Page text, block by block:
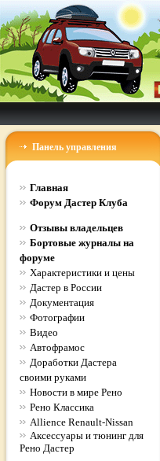
Панель управления
Главная
Форум Дастер Клуба
Отзывы владельцев
Бортовые журналы на
форуме
Характеристики и цены
Дастер в России
Документация
Фотографии
Видео
Автофрамос
Доработки Дастера
своими руками
Новости в мире Рено
Рено Классика
Allience Renault-Nissan
Аксессуары и тюнинг для
Рено Дастер